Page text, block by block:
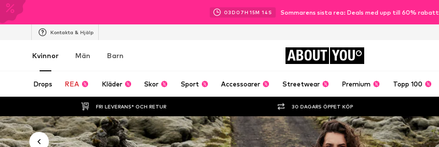
03D 07H 15M 13 S Sommarens sista rea: Deals med upp till 60% rabatt
Kontakta & Hjälp
Kvinnor Män Barn ABOUT YOU
Drops REA Kläder Skor Sport Accessoarer Streetwear Premium Topp 100
FRI LEVERANS* OCH RETUR 30 DAGARS ÖPPET KÖP